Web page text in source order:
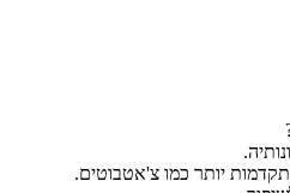
יותר כמו צ'אטבוטים.